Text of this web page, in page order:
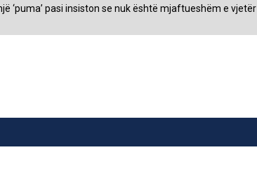
‘puma’ pasi insiston se nuk është mjaftueshëm e vjetër